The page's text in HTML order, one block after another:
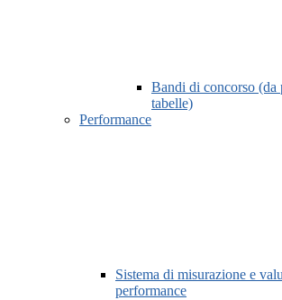
Bandi di concorso (da
tabelle)
Performance
Sistema di misurazione e
performance